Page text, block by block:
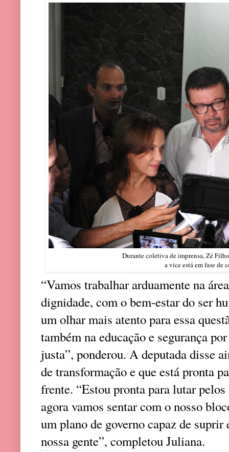
Durante coletiva de imprensa, Zé
a vice está em fase de
“Vamos trabalhar arduamente na
dignidade, com o bem-estar do ser
um olhar mais atento para essa
também na educação e segurança
justa”, ponderou. A deputada disse
de transformação e que está pronta
frente. “Estou pronta para lutar
agora vamos sentar com o nosso
um plano de governo capaz de suprir
nossa gente”, completou Juliana.